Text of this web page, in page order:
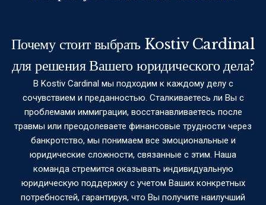
Почему стоит выбрать Kostiv Cardinal
для решения Вашего юридического дела?
В Kostiv Cardinal мы подходим к каждому делу с
сочувствием и преданностью. Сталкиваетесь ли Вы с
проблемами иммиграции, восстанавливаетесь после
травмы или преодолеваете финансовые трудности через
банкротство, мы понимаем все эмоциональные и
юридические сложности, связанные с этим. Наша
команда стремится оказывать индивидуальную
юридическую поддержку с учетом Ваших конкретных
потребностей, гарантируя, что Вы получите наилучший